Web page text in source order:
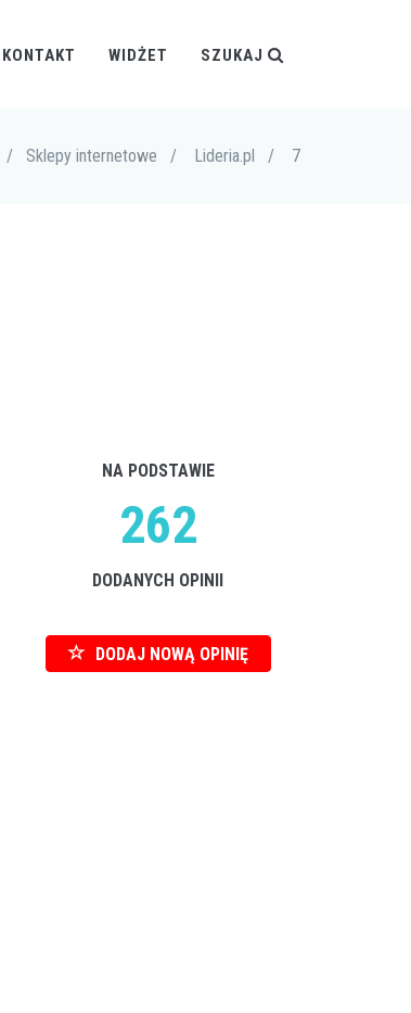
KONTAKT WIDŻET SZUKAJ
/ Sklepy internetowe / Lideria.pl / 7
NA PODSTAWIE
262
DODANYCH OPINII
DODAJ NOWĄ OPINIĘ